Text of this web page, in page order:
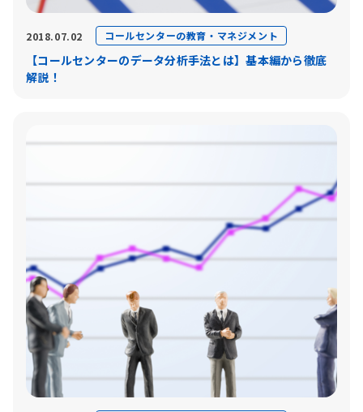
2018.07.02 コールセンターの教育・マネジメント
【コールセンターのデータ分析手法とは】基本編から徹底
解説！